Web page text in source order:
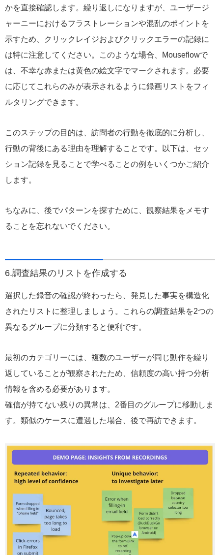
かを直接確認します。繰り返しになりますが、ユーザージ
ャーニーにおけるフラストレーションや混乱のポイントを
示すため、クリックレイジおよびクリックエラーの記録に
は特に注意してください。このような場合、Mouseflowで
は、不幸な赤または黄色の絵文字でマークされます。必要
に応じてこれらのみが表示されるように録画リストをフィ
ルタリングできます。
このステップの目的は、訪問者の行動を徹底的に分析し、
行動の背後にある理由を理解することです。以下は、セッ
ション記録を見ることで学べることの例をいくつかご紹介
します。
ちなみに、後でパターンを探すために、観察結果をメモす
ることを忘れないでください。
6.調査結果のリストを作成する
選択した録音の確認が終わったら、発見した事実を構造化
されたリストに整理しましょう。これらの調査結果を2つの
異なるグループに分類すると便利です。
最初のカテゴリーには、複数のユーザーが同じ動作を繰り
返していることが観察されたため、信頼度の高い持つ分析
情報を含める必要があります。
確信が持てない残りの異常は、2番目のグループに移動しま
す。類似のケースに遭遇した場合、後で再訪できます。